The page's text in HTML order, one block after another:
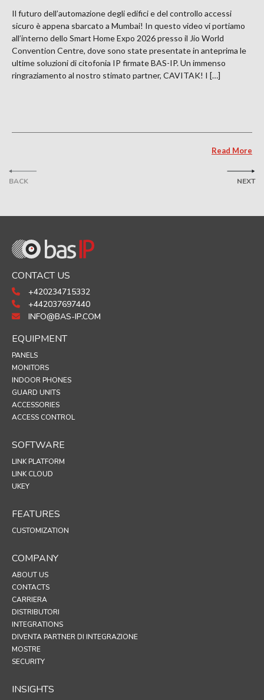
BACK
Il futuro dell’automazione degli edifici e del controllo accessi
sicuro è appena sbarcato a Mumbai! In questo video vi portiamo
all’interno dello Smart Home Expo 2026 presso il Jio World
Convention Centre, dove sono state presentate in anteprima le
ultime soluzioni di citofonia IP firmate BAS-IP. Un immenso
ringraziamento al nostro stimato partner, CAVITAK! I […]
Read More
NEXT
CONTACT US
+420234715332
+442037697440
INFO@BAS-IP.COM
EQUIPMENT
PANELS
MONITORS
INDOOR PHONES
GUARD UNITS
ACCESSORIES
ACCESS CONTROL
SOFTWARE
LINK PLATFORM
LINK CLOUD
UKEY
FEATURES
CUSTOMIZATION
COMPANY
ABOUT US
CONTACTS
CARRIERA
DISTRIBUTORI
INTEGRATIONS
DIVENTA PARTNER DI INTEGRAZIONE
MOSTRE
SECURITY
INSIGHTS